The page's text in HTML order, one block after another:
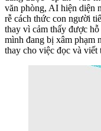
văn phòng, AI hiện diện
rễ cách thức con người
thay vì cảm thấy được
mình đang bị xâm phạm
thay cho việc đọc và viết